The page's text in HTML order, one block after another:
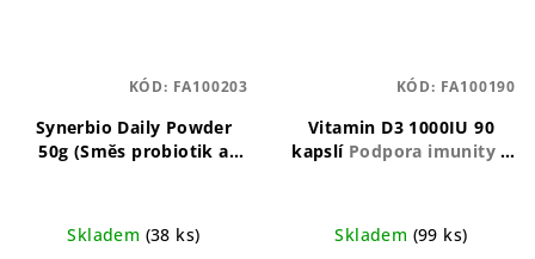
Synerbio Daily Powder
50g (Směs probiotik a
prebiotik pro každodenní
podporu zdraví
Skladem (38 ks)
KÓD: FA100203
Vitamin D3 1000IU 90
kapslí Podpora imunity a
Skladem (99 ks)
KÓD: FA100190